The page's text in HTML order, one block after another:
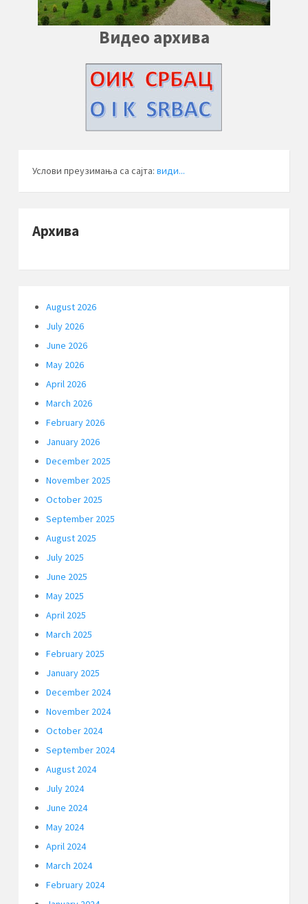
Видео архива
Услови преузимања са сајта: види...
Архива
August 2026
July 2026
June 2026
May 2026
April 2026
March 2026
February 2026
January 2026
December 2025
November 2025
October 2025
September 2025
August 2025
July 2025
June 2025
May 2025
April 2025
March 2025
February 2025
January 2025
December 2024
November 2024
October 2024
September 2024
August 2024
July 2024
June 2024
May 2024
April 2024
March 2024
February 2024